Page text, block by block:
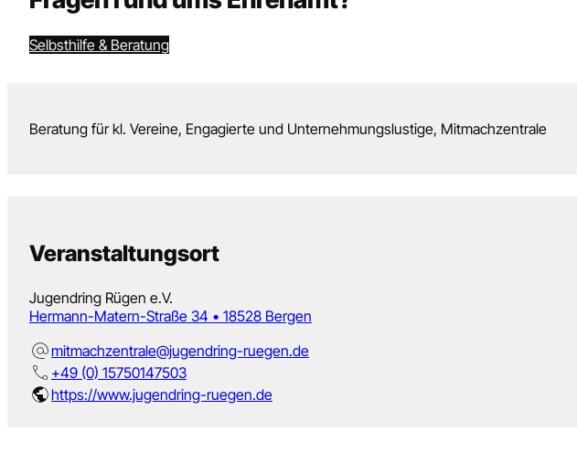
Selbsthilfe & Beratung
Beratung für kl. Vereine, Engagierte und Unternehmungslustige, Mitmachzentrale
Veranstaltungsort
Jugendring Rügen e.V.
Hermann-Matern-Straße 34 • 18528 Bergen
mitmachzentrale@jugendring-ruegen.de
+49 (0) 15750147503
https://www.jugendring-ruegen.de